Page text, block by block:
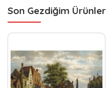
Son Gezdiğim Ürünler